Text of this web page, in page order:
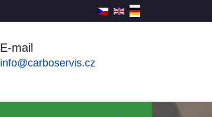
E-mail
info@carboservis.cz